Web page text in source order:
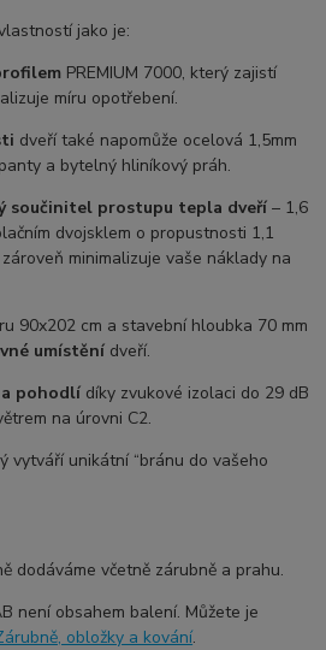
jako je:
PREMIUM 7000, který zajistí
míru opotřebení.
dveří také napomůže ocelová 1,5mm
a bytelný hliníkový práh.
součinitel prostupu tepla dveří –⁠ 1,6
dvojsklem o propustnosti 1,1
minimalizuje vaše náklady na
90x202 cm a stavební hloubka 70 mm
umístění dveří.
pohodlí díky zvukové izolaci do 29 dB
na úrovni C2.
vytváří unikátní “bránu do vašeho
dodáváme včetně zárubně a prahu.
není obsahem balení. Můžete je
obložky a kování.